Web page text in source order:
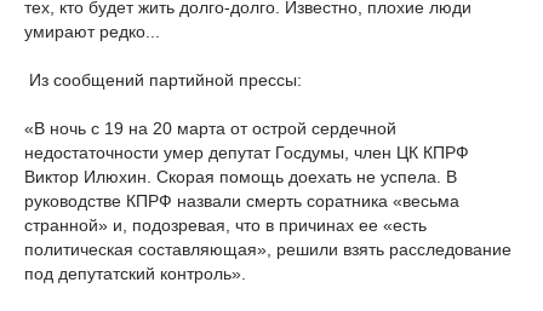
тех, кто будет жить долго-долго. Известно, плохие люди
умирают редко...
Из сообщений партийной прессы:
«В ночь с 19 на 20 марта от острой сердечной
недостаточности умер депутат Госдумы, член ЦК КПРФ
Виктор Илюхин. Скорая помощь доехать не успела. В
руководстве КПРФ назвали смерть соратника «весьма
странной» и, подозревая, что в причинах ее «есть
политическая составляющая», решили взять расследование
под депутатский контроль».